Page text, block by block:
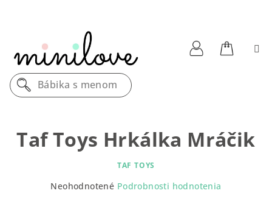
Bábika s menom
Taf Toys Hrkálka Mráčik
TAF TOYS
Neohodnotené Podrobnosti hodnotenia